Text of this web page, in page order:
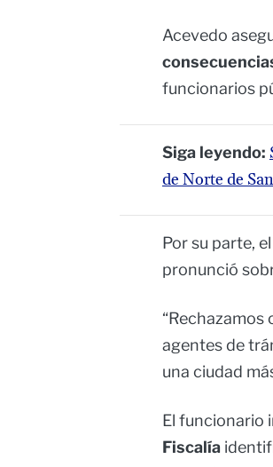
Acevedo
funcionarios
Siga leyendo:
de Norte de
Por su parte,
pronunció
agentes de
una ciudad
El funcionario
Fiscalía